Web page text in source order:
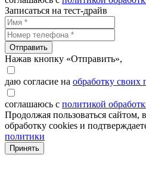
Записаться на тест-драйв
Отправить
Нажав кнопку «Отправить»,
даю согласие на обработку
соглашаюсь с политикой
Продолжая пользоваться сайтом,
обработку cookies и
политики
Принять